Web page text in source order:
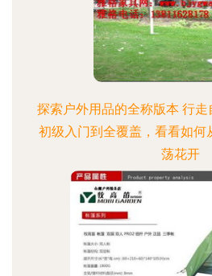
探索户外用品的全称版本 行
初级入门到全覆盖，看看如何
荡花开